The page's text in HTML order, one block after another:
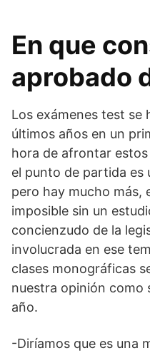
En que
aprobado
Los exámenes test
últimos años en un
hora de afrontar
el punto de partida es
pero hay mucho más,
imposible sin un
concienzudo de la
involucrada en ese
clases monográficas
nuestra opinión como
año.
-Diríamos que es una